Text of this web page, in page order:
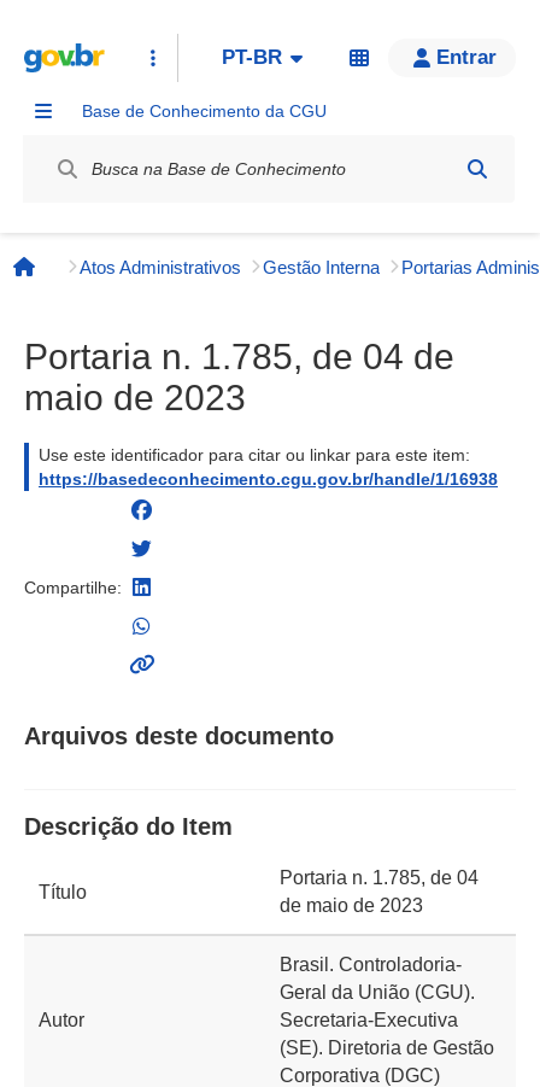
PT-BR Entrar
Base de Conhecimento da CGU
Página inicial
Atos Administrativos Gestão Interna
Portaria n. 1.785, de 04 de
maio de 2023
Use este identificador para citar ou linkar para este item:
https://basedeconhecimento.cgu.gov.br/handle/1/16938
Compartilhe:
Arquivos deste documento
Descrição do Item
Título
Portaria n. 1.785, de 04
de maio de 2023
Autor
Brasil. Controladoria-
Geral da União (CGU).
Secretaria-Executiva
(SE). Diretoria de Gestão
Corporativa (DGC)